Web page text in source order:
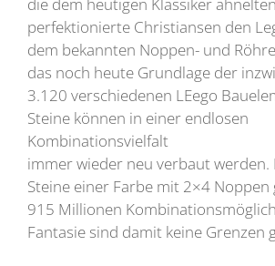
perfektionierte Christiansen den
dem bekannten Noppen- und
das noch heute Grundlage der
3.120 verschiedenen LEego
Steine können in einer endlosen
Kombinationsvielfalt
immer wieder neu verbaut werden.
Steine einer Farbe mit 2×4 Noppen
915 Millionen
Fantasie sind damit keine Grenzen